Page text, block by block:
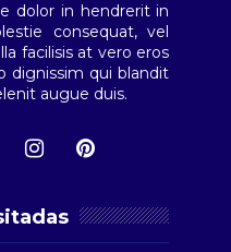
dolor in hendrerit in
consequat, vel
facilisis at vero eros
dignissim qui blandit
augue duis.